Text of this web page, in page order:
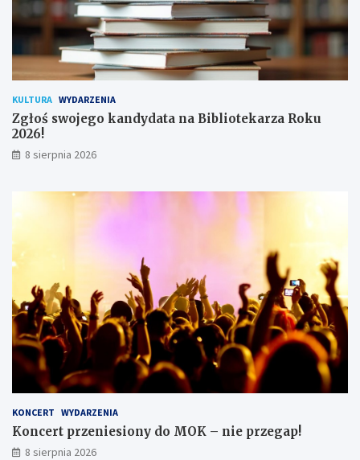
o
n
i
ó
w
KULTURA WYDARZENIA
Zgłoś swojego kandydata na Bibliotekarza Roku
2026!
8 sierpnia 2026
KONCERT WYDARZENIA
Koncert przeniesiony do MOK – nie przegap!
8 sierpnia 2026